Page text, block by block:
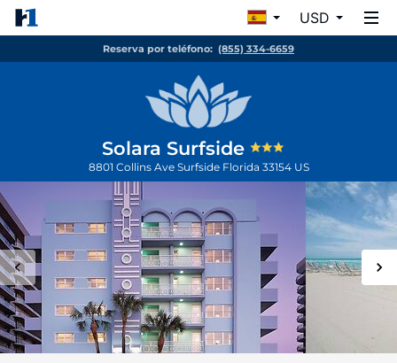
USD
Reserva por teléfono: (855) 334-6659
Solara Surfside
8801 Collins Ave Surfside Florida 33154 US